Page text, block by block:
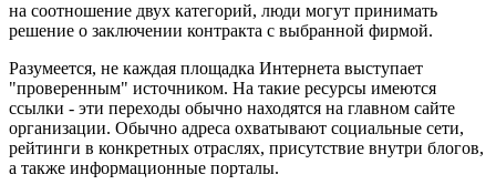
на соотношение двух категорий, люди могут принимать
решение о заключении контракта с выбранной фирмой.
Разумеется, не каждая площадка Интернета выступает
"проверенным" источником. На такие ресурсы имеются
ссылки - эти переходы обычно находятся на главном сайте
организации. Обычно адреса охватывают социальные сети,
рейтинги в конкретных отраслях, присутствие внутри блогов,
а также информационные порталы.